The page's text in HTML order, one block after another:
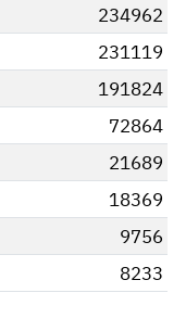
234962
231119
191824
72864
21689
18369
9756
8233